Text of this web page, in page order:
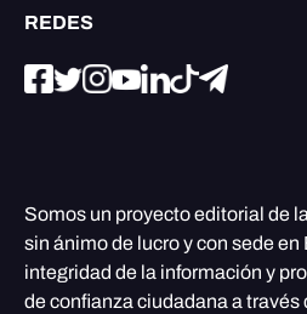
REDES
Somos un proyecto editorial de la
sin ánimo de lucro y con sede
integridad de la información y
de confianza ciudadana a través